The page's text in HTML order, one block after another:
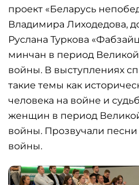
проект «Беларусь
Владимира Лиходедова,
Руслана Туркова
минчан в период
войны. В выступлениях
такие темы как
человека на войне и
женщин в период
войны. Прозвучали песни
войны.